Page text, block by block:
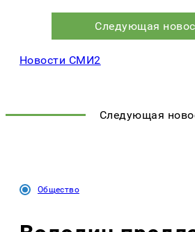
Следующая
Новости СМИ2
Следующая
Общество